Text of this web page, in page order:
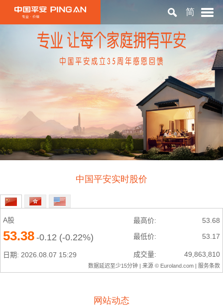
简
中国平安实时股价
网站动态
关于平安
投资者关系
可持续发展